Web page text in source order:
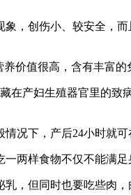
，创伤小、较安全，
价值很高，含有丰富的
产妇生殖器官里的
况下，产后24小时就可
两样食物不仅不能满足
，但同时也要吃些肉，